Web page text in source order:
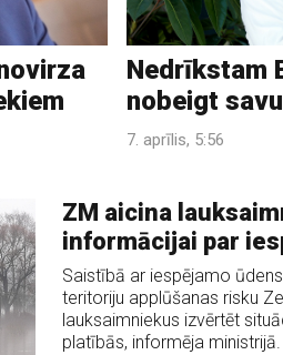
Nedrīkstam
nobeigt
7. aprīlis, 5:56
ZM aicina
informācijai par
Saistībā ar iespējamo
teritoriju applūšanas risku
lauksaimniekus izvērtēt
platībās, informēja ministrijā.